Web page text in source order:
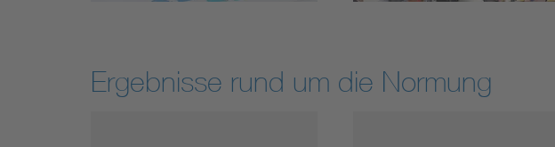
Ergebnisse rund um die Normung